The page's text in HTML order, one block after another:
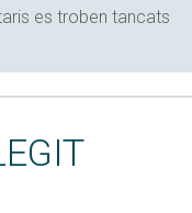
es troben tancats